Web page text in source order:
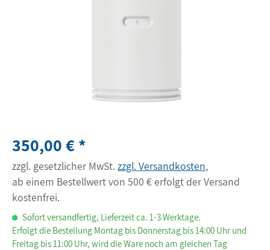
350,00 € *
zzgl. gesetzlicher MwSt. zzgl. Versandkosten,
ab einem Bestellwert von 500 € erfolgt der Versand
kostenfrei.
Sofort versandfertig, Lieferzeit ca. 1-3 Werktage.
Erfolgt die Bestellung Montag bis Donnerstag bis 14:00 Uhr und
Freitag bis 11:00 Uhr, wird die Ware noch am gleichen Tag